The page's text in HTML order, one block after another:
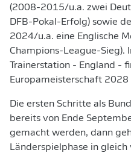
(2008-2015/u.a. zwei
DFB-Pokal-Erfolg) sowie
2024/u.a. eine Englische
Champions-League-Sieg).
Trainerstation - England -
Europameisterschaft
Die ersten Schritte als
bereits von Ende
gemacht werden, dann
Länderspielphase in